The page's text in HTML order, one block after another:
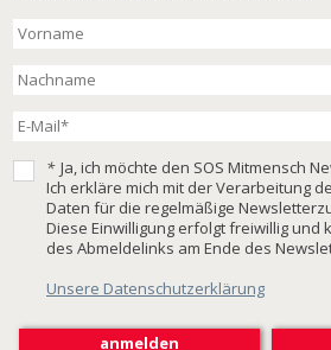
* Ja, ich möchte den SOS Mitmensch
Ich erkläre mich mit der Verarbeitung
Daten für die regelmäßige
Diese Einwilligung erfolgt freiwillig und
des Abmeldelinks am Ende des
Unsere Datenschutzerklärung